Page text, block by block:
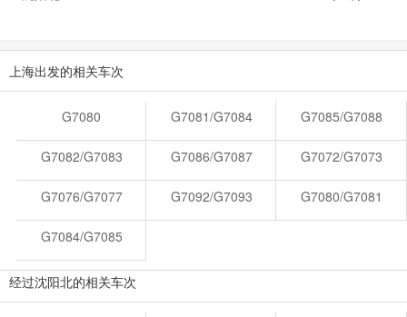
上海出发的相关车次
G7080 G7081/G7084 G7085/G7088
G7082/G7083 G7086/G7087 G7072/G7073
G7076/G7077 G7092/G7093 G7080/G7081
G7084/G7085
经过沈阳北的相关车次